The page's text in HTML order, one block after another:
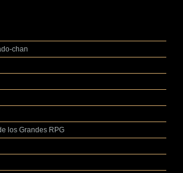
chan
los Grandes RPG